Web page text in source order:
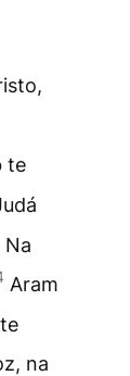
te
Na
Aram
na